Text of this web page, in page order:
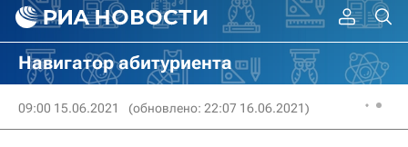
Навигатор абитуриента
09:00 15.06.2021 (обновлено: 22:07 16.06.2021)